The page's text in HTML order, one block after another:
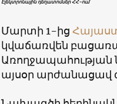
Էլեկտրոնային դեղատոմսեր ՀՀ-ում
Մարտի 1-ից
կվաճառվեն
այսօր արժանացավ